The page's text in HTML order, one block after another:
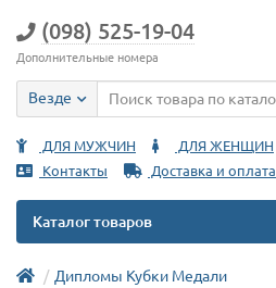
(098) 525-19-04
Дополнительные номера
Везде
ДЛЯ МУЖЧИН ДЛЯ ЖЕНЩИН
Контакты
Доставка и оплата
Каталог товаров
Дипломы Кубки Медали